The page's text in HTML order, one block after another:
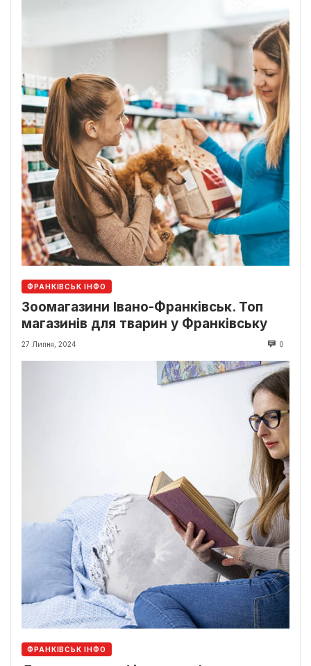
ФРАНКІВСЬК ІНФО
Зоомагазини Івано-Франківськ. Топ
магазинів для тварин у Франківську
27 Липня, 2024 0
ФРАНКІВСЬК ІНФО